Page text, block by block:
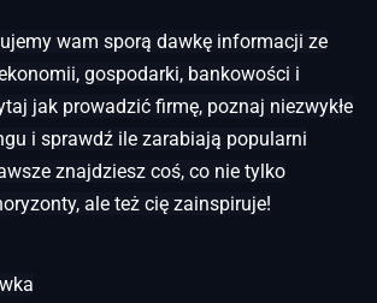
wam sporą dawkę informacji ze
gospodarki, bankowości i
jak prowadzić firmę, poznaj niezwykłe
i sprawdź ile zarabiają popularni
znajdziesz coś, co nie tylko
ale też cię zainspiruje!